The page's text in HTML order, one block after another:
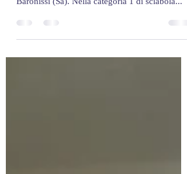
Un esordio positivo per Massimo La Rosa nel
circuito nazionale Master, di tappa oggi a